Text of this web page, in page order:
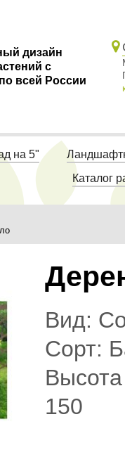
дизайн
с
всей России
на 5"
Каталог
Вид:
Сорт:
150